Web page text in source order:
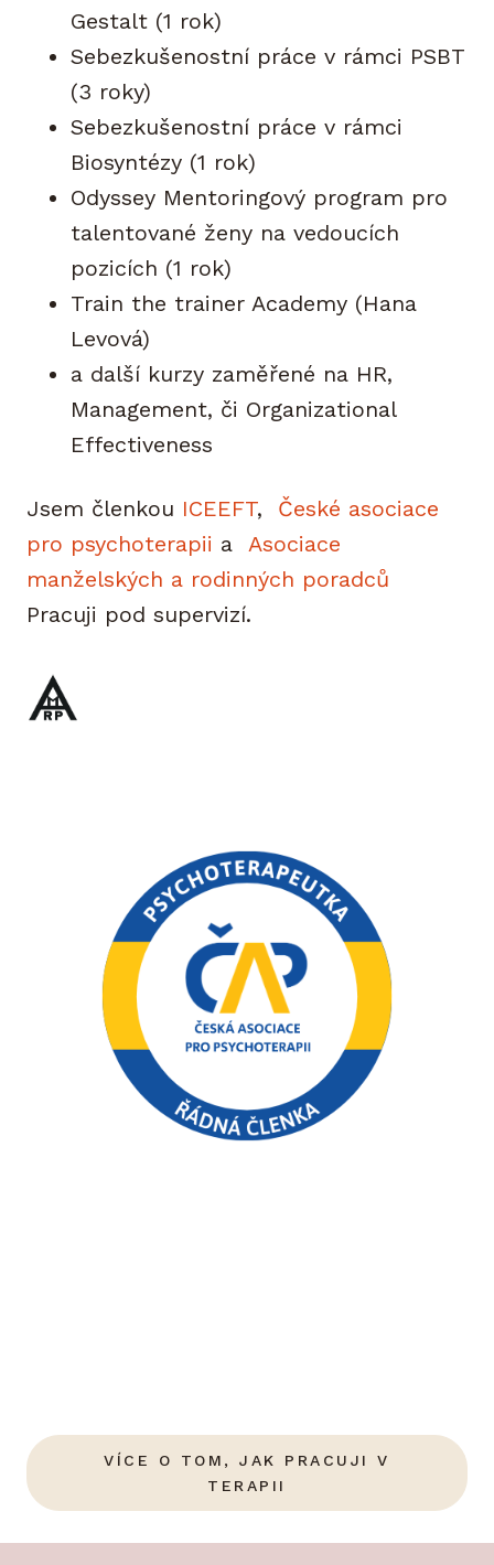
Gestalt (1 rok)
Sebezkušenostní práce v rámci PSBT
(3 roky)
Sebezkušenostní práce v rámci
Biosyntézy (1 rok)
Odyssey Mentoringový program pro
talentované ženy na vedoucích
pozicích (1 rok)
Train the trainer Academy (Hana
Levová)
a další kurzy zaměřené na HR,
Management, či Organizational
Effectiveness
Jsem členkou ICEEFT, České asociace
pro psychoterapii a Asociace
manželských a rodinných poradců
Pracuji pod supervizí.
VÍCE O TOM, JAK PRACUJI V
TERAPII